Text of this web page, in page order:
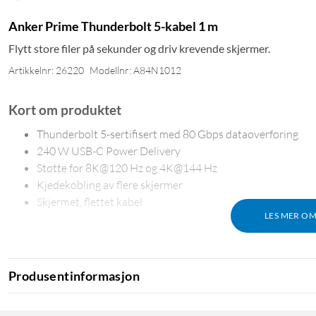
Anker Prime Thunderbolt 5-kabel 1 m
Flytt store filer på sekunder og driv krevende skjermer.
Artikkelnr: 26220 Modellnr: A84N1012
LES MER
Kort om produktet
Thunderbolt 5-sertifisert med 80 Gbps dataoverføring
240 W USB-C Power Delivery
Støtte for 8K@120 Hz og 4K@144 Hz
Kjedekobling av flere skjermer
Skjermet, flettet kabel
Med opptil 80 Gbps dataoverføring og 120 Gbps båndbredde
Produsentinformasjon